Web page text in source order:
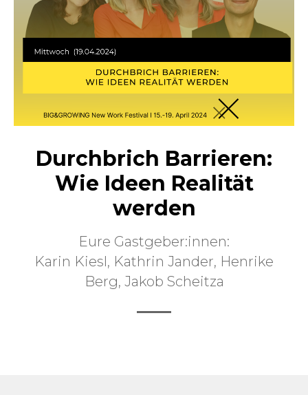
Durchbrich Barrieren:
Wie Ideen Realität
werden
Eure Gastgeber:innen:
Karin Kiesl, Kathrin Jander, Henrike
Berg, Jakob Scheitza